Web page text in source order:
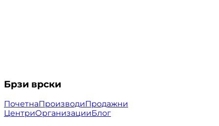
Брзи врски
ПочетнаПроизводиПродажни
ЦентриОрганизацииБлог